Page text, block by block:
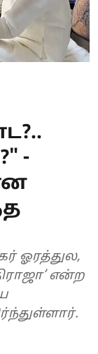
-
ஓரத்துல,
என்ற